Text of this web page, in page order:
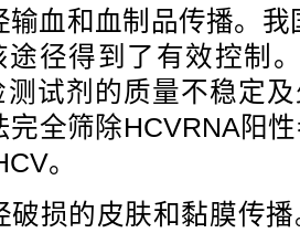
和血制品传播。我
途径得到了有效控制
测试剂的质量不稳定
完全筛除HCVRNA阳
。
的皮肤和黏膜传播